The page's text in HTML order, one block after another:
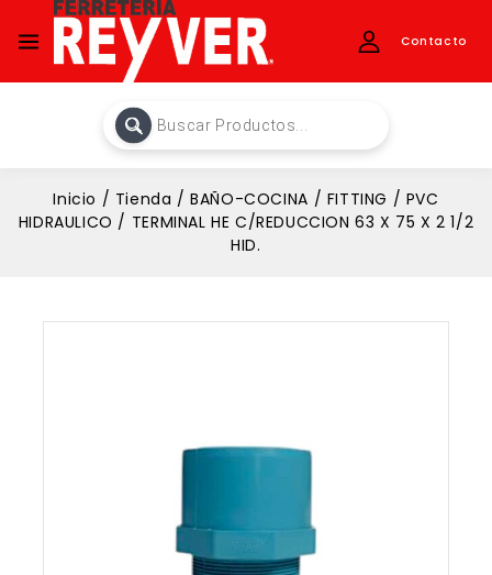
Contacto
Inicio / Tienda / BAÑO-COCINA / FITTING / PVC
HIDRAULICO / TERMINAL HE C/REDUCCION 63 X 75 X 2 1/2
HID.